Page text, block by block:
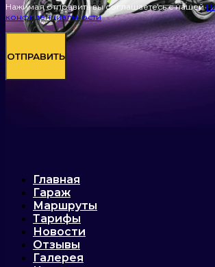
Нажимая отправить вы соглашаетесь с нашей
конфиденциальности
ОТПРАВИТЬ
Главная
Гараж
Маршруты
Тарифы
Новости
Отзывы
Галерея